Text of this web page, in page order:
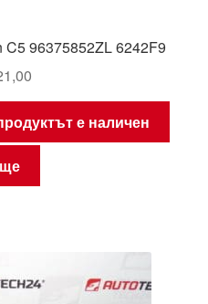
96375852ZL 6242F9
е наличен